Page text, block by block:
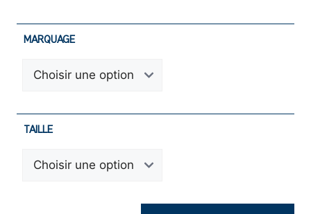
MARQUAGE
TAILLE